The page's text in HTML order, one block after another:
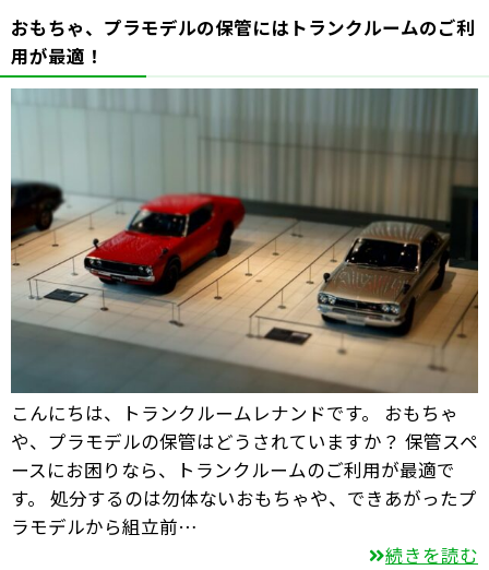
おもちゃ、プラモデルの保管にはトランクルームのご利
用が最適！
こんにちは、トランクルームレナンドです。 おもちゃ
や、プラモデルの保管はどうされていますか？ 保管スペ
ースにお困りなら、トランクルームのご利用が最適で
す。 処分するのは勿体ないおもちゃや、できあがったプ
ラモデルから組立前…
続きを読む